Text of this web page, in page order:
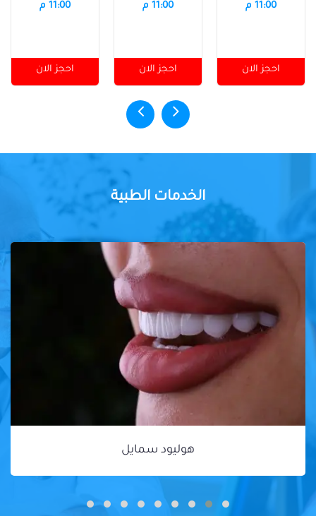
11:00 م
احجز الان
11:00 م
احجز الان
11:00 م
احجز الان
الخدمات الطبية
هوليود سمايل